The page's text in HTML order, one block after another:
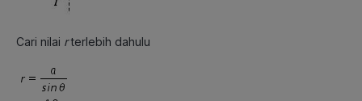
Cari nilai rterlebih dahulu